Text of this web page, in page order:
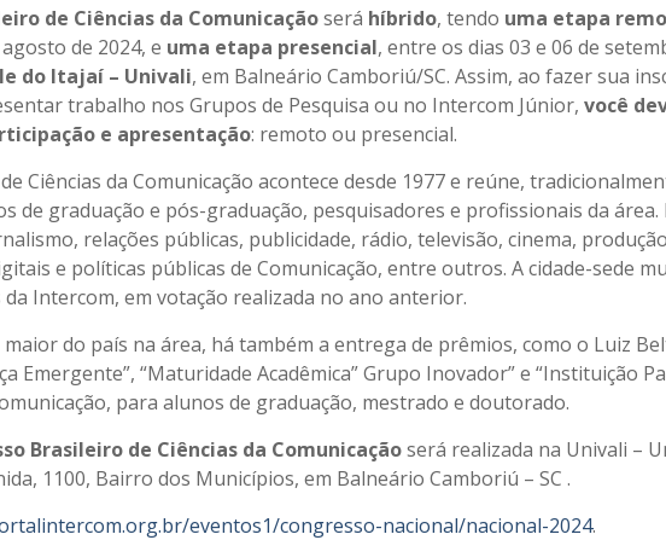
de Ciências da Comunicaçãoserá híbrido, tendo uma etapa
de 2024, e uma etapa presencial, entre os dias 03 e 06 de
do Itajaí – Univali, em Balneário Camboriú/SC. Assim, ao fazer sua
trabalho nos Grupos de Pesquisa ou no Intercom Júnior, você
e apresentação: remoto ou presencial.
Ciências da Comunicação acontece desde 1977 e reúne,
de graduação e pós-graduação, pesquisadores e profissionais da
relações públicas, publicidade, rádio, televisão, cinema,
e políticas públicas de Comunicação, entre outros. A cidade-sede
Intercom, em votação realizada no ano anterior.
do país na área, há também a entrega de prêmios, como o Luiz
Emergente”, “Maturidade Acadêmica” Grupo Inovador” e “Instituição
para alunos de graduação, mestrado e doutorado.
Brasileiro de Ciências da Comunicaçãoserá realizada na Univali –
1100, Bairro dos Municípios, em Balneário Camboriú – SC .
eventos1/congresso-nacional/nacional-2024.